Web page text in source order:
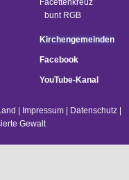
Kirchengemeinden
Facebook
YouTube-Kanal
| Impressum| Datenschutz|
Gewalt